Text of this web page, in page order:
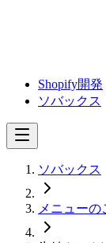
Shopify開発
ソバックス
ソバックス
メニューの